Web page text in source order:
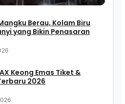
Berau, Kolam Biru
yang Bikin Penasaran
Keong Emas Tiket &
2026